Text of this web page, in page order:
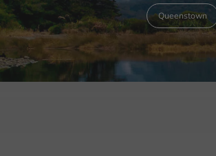
Queenstown